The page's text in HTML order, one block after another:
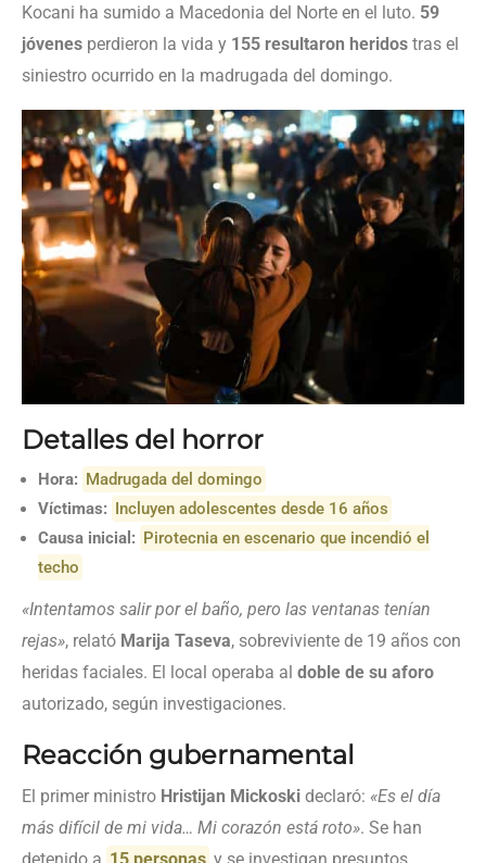
Kocani ha sumido a Macedonia del Norte en el luto. 59
jóvenes perdieron la vida y 155 resultaron heridos tras el
siniestro ocurrido en la madrugada del domingo.
Detalles del horror
Hora: Madrugada del domingo
Víctimas: Incluyen adolescentes desde 16 años
Causa inicial: Pirotecnia en escenario que incendió el
techo
«Intentamos salir por el baño, pero las ventanas tenían
rejas», relató Marija Taseva, sobreviviente de 19 años con
heridas faciales. El local operaba al doble de su aforo
autorizado, según investigaciones.
Reacción gubernamental
El primer ministro Hristijan Mickoski declaró: «Es el día
más difícil de mi vida… Mi corazón está roto». Se han